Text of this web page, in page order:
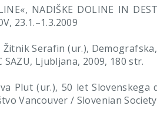
NADIŠKE DOLINE IN
23.1.–1.3.2009
Žitnik Serafin (ur.),
SAZU, Ljubljana, 2009, 180 str.
Plut (ur.), 50 let
Vancouver / Slovenian